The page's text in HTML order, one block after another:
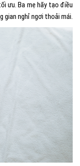
ưu. Ba mẹ hãy tạo điều
gian nghỉ ngơi thoải mái.